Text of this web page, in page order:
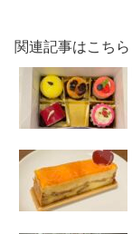
関連記事はこちら